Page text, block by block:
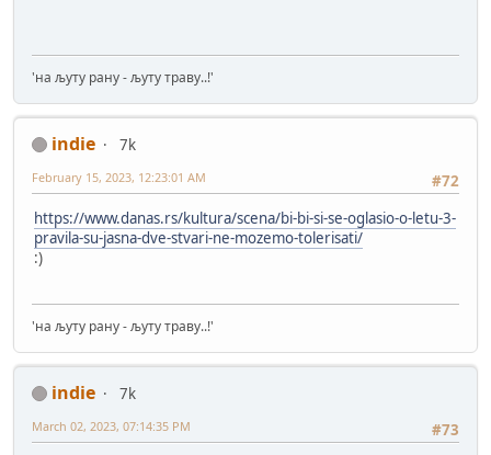
'на љуту рану - љуту траву..!'
indie
7k
#72
February 15, 2023, 12:23:01 AM
https://www.danas.rs/kultura/scena/bi-bi-si-se-oglasio-o-letu-3-
pravila-su-jasna-dve-stvari-ne-mozemo-tolerisati/
:)
'на љуту рану - љуту траву..!'
indie
7k
#73
March 02, 2023, 07:14:35 PM